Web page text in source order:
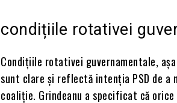
condițiile rotativei
Condițiile rotativei guvernamentale,
sunt clare și reflectă intenția PSD de a
coaliție. Grindeanu a specificat că